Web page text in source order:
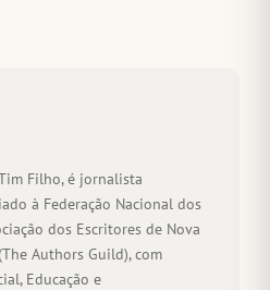
Filho, é jornalista
à Federação Nacional dos
dos Escritores de Nova
Authors Guild), com
Educação e